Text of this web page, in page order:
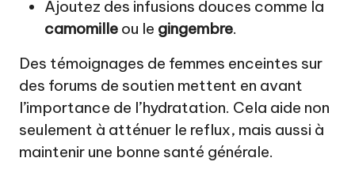
Ajoutez des infusions douces comme la
camomille ou le gingembre.
Des témoignages de femmes enceintes sur
des forums de soutien mettent en avant
l’importance de l’hydratation. Cela aide non
seulement à atténuer le reflux, mais aussi à
maintenir une bonne santé générale.